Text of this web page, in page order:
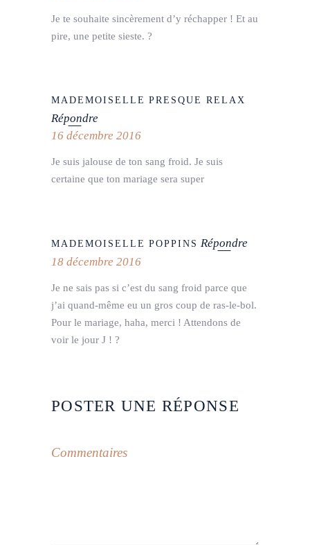
Je te souhaite sincèrement d’y réchapper ! Et au
pire, une petite sieste. ?
MADEMOISELLE PRESQUE RELAX
Répondre
16 décembre 2016
Je suis jalouse de ton sang froid. Je suis
certaine que ton mariage sera super
MADEMOISELLE POPPINS Répondre
18 décembre 2016
Je ne sais pas si c’est du sang froid parce que
j’ai quand-même eu un gros coup de ras-le-bol.
Pour le mariage, haha, merci ! Attendons de
voir le jour J ! ?
POSTER UNE RÉPONSE